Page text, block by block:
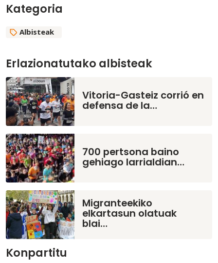
Kategoria
Albisteak
Erlazionatutako albisteak
Vitoria-Gasteiz corrió en
defensa de la…
700 pertsona baino
gehiago larrialdian…
Migranteekiko
elkartasun olatuak
blai…
Konpartitu